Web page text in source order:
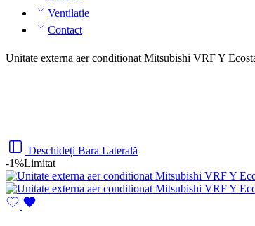
Ventilatie
Contact
Unitate externa aer conditionat Mitsubishi VRF Y
Deschideți Bara Laterală
-1%Limitat